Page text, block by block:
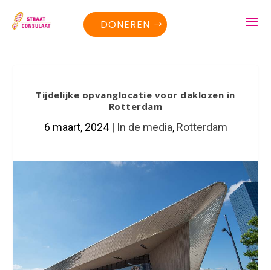
DONEREN
Tijdelijke opvanglocatie voor daklozen in
Rotterdam
6 maart, 2024| In de media, Rotterdam